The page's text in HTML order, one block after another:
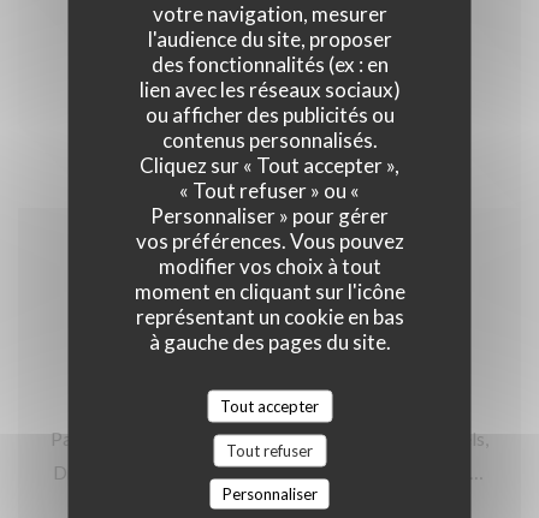
votre navigation, mesurer
l'audience du site, proposer
des fonctionnalités (ex : en
lien avec les réseaux sociaux)
ou afficher des publicités ou
contenus personnalisés.
Cliquez sur « Tout accepter »,
« Tout refuser » ou «
Personnaliser » pour gérer
vos préférences. Vous pouvez
modifier vos choix à tout
moment en cliquant sur l'icône
représentant un cookie en bas
à gauche des pages du site.
Tout accepter
Tout refuser
Personnaliser
07/09/2019
"Bientôt à Table"
Émission du 07/09/2019 présentée par Carlo De
Pasquale et Sophie Moens en direct de "Eat! Brussels,
Drink Bordeaux" en compagnie de Pierre Wynants et
Cédric Mosbeux.